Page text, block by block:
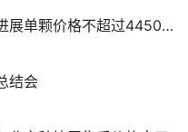
单颗价格不超过4450元
结会